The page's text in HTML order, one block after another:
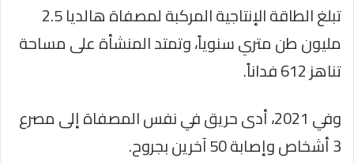
تبلغ الطاقة الإنتاجية المركبة لمصفاة هالديا 2.5
مليون طن متري سنوياً، وتمتد المنشأة على مساحة
تناهز 612 فداناً.
وفي 2021، أدى حريق في نفس المصفاة إلى مصرع
3 أشخاص وإصابة 50 آخرين بجروح.